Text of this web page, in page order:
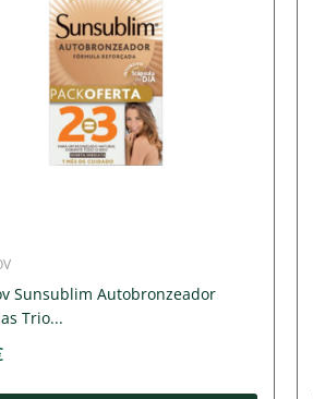
Sunsublim Autobronzeador
Trio...